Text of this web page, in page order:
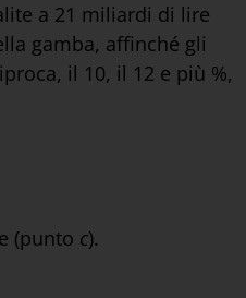
a 21 miliardi di lire
gamba, affinché gli
il 10, il 12 e più %,
(punto c).